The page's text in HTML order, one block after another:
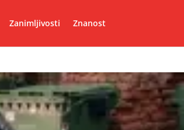
Zanimljivosti Znanost